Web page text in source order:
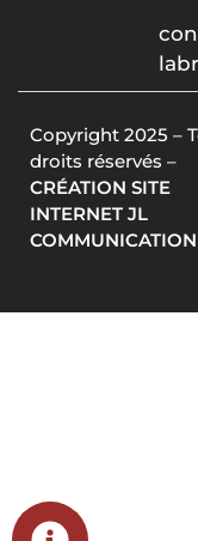
Copyright 2025 –
droits réservés –
CRÉATION SITE
INTERNET JL
COMMUNICATION